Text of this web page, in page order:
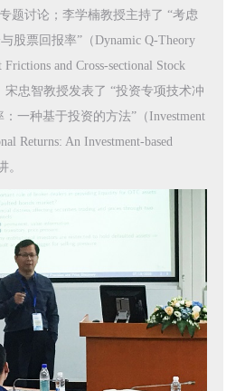
专题讨论；李学楠教授主持了 “考虑
股票回报率”（Dynamic Q-Theory
and Cross-sectional Stock
宋忠智教授发表了 “投资专项技术冲
一种基于投资的方法”（Investment
Returns: An Investment-based
。